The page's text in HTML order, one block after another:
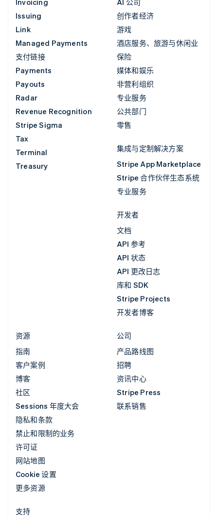
Invoicing
Issuing
Link
Managed Payments
支付链接
Payments
Payouts
Radar
Revenue Recognition
Stripe Sigma
Tax
Terminal
Treasury
AI 公司
创作者经济
游戏
酒店服务、旅游与休闲业
保险
媒体和娱乐
非营利组织
专业服务
公共部门
零售
集成与定制解决方案
Stripe App Marketplace
Stripe 合作伙伴生态系统
专业服务
开发者
文档
API 参考
API 状态
API 更改日志
库和 SDK
Stripe Projects
开发者博客
资源
指南
客户案例
博客
社区
Sessions 年度大会
隐私和条款
禁止和限制的业务
许可证
网站地图
Cookie 设置
更多资源
公司
产品路线图
招聘
资讯中心
Stripe Press
联系销售
支持